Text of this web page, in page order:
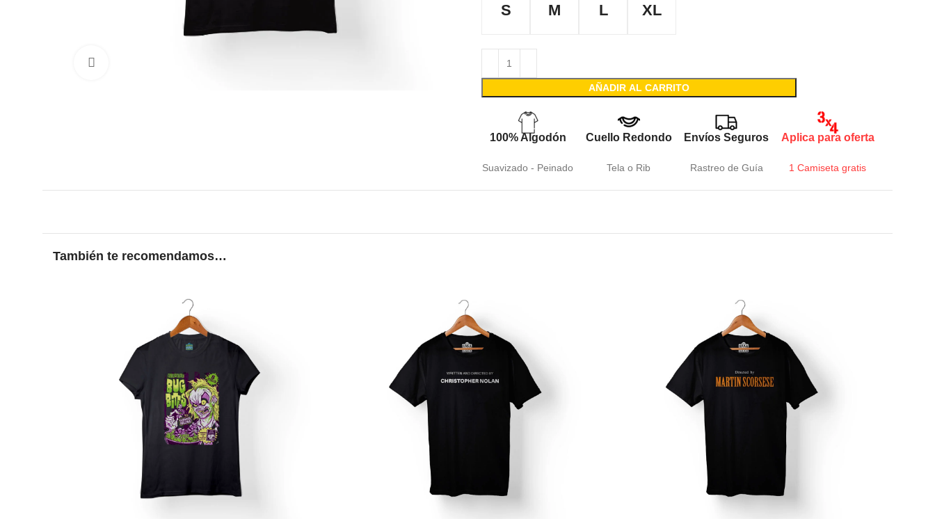
S M L XL
AÑADIR AL CARRITO
100% Algodón
Suavizado - Peinado
Cuello Redondo
Tela o Rib
Envíos Seguros
Rastreo de Guía
Aplica para oferta
1 Camiseta gratis
También te recomendamos…